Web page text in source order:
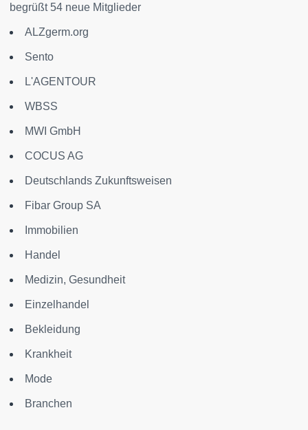
begrüßt 54 neue Mitglieder
ALZgerm.org
Sento
L'AGENTOUR
WBSS
MWI GmbH
COCUS AG
Deutschlands Zukunftsweisen
Fibar Group SA
Immobilien
Handel
Medizin, Gesundheit
Einzelhandel
Bekleidung
Krankheit
Mode
Branchen